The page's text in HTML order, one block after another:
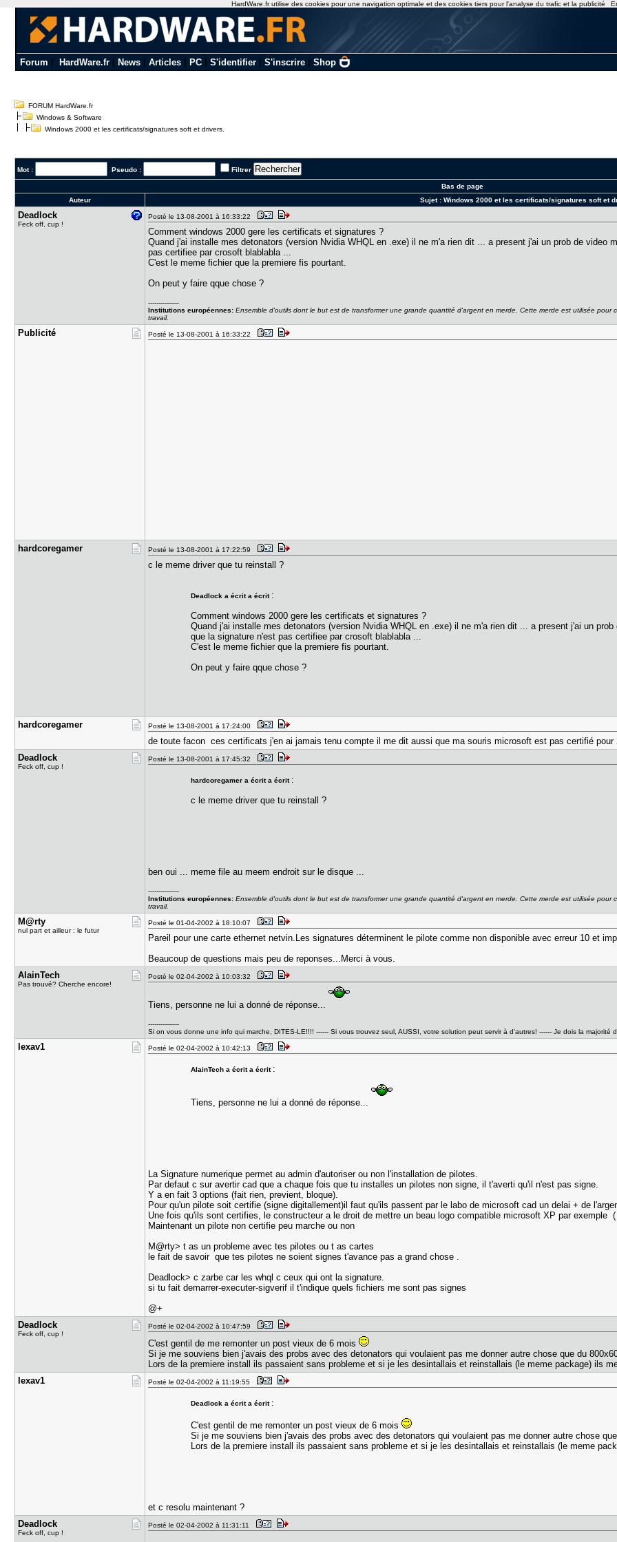
Forum HardWare.fr| News| Articles| PC| S'identifier| S'inscrire| Shop
FORUM HardWare.fr
Windows & Software
Windows 2000 et les certificats/signatures soft et drivers.
Mot : Pseudo : Filtrer
Bas de page
Auteur
Sujet : Windows 2000 et les certificats/signatures soft et
Deadlock
Feck off, cup !
Posté le 13-08-2001 à 16:33:22
Comment windows 2000 gere les certificats et signatures ?
Quand j'ai installe mes detonators (version Nvidia WHQL en .exe) il ne m'a rien dit ... a present j'ai un prob de video
pas certifiee par crosoft blablabla ...
C'est le meme fichier que la premiere fis pourtant.
On peut y faire qque chose ?
---------------
Institutions européennes: Ensemble d'outils dont le but est de transformer une grande quantité d'argent en merde. Cette merde est utilisée
travail.
Publicité Posté le 13-08-2001 à 16:33:22
hardcorega​mer Posté le 13-08-2001 à 17:22:59
c le meme driver que tu reinstall ?
Deadlock a écrit a écrit :
Comment windows 2000 gere les certificats et signatures ?
Quand j'ai installe mes detonators (version Nvidia WHQL en .exe) il ne m'a rien dit ... a present j'ai un
que la signature n'est pas certifiee par crosoft blablabla ...
C'est le meme fichier que la premiere fis pourtant.
On peut y faire qque chose ?
hardcorega​mer Posté le 13-08-2001 à 17:24:00
de toute facon ces certificats j'en ai jamais tenu compte il me dit aussi que ma souris microsoft est pas certifié pour
Deadlock
Feck off, cup !
Posté le 13-08-2001 à 17:45:32
hardcoregamer a écrit a écrit :
c le meme driver que tu reinstall ?
ben oui ... meme file au meem endroit sur le disque ...
---------------
Institutions européennes: Ensemble d'outils dont le but est de transformer une grande quantité d'argent en merde. Cette merde est utilisée
travail.
M@rty
nul part et ailleur : le futur
Posté le 01-04-2002 à 18:10:07
Pareil pour une carte ethernet netvin.Les signatures déterminent le pilote comme non disponible avec erreur 10 et
Beaucoup de questions mais peu de reponses...Merci à vous.
AlainTech
Pas trouvé? Cherche encore!
Posté le 02-04-2002 à 10:03:32
Tiens, personne ne lui a donné de réponse...
---------------
Si on vous donne une info qui marche, DITES-LE!!!! ------ Si vous trouvez seul, AUSSI, votre solution peut servir à d'autres! ------ Je dois la majorité
lexav1 Posté le 02-04-2002 à 10:42:13
AlainTech a écrit a écrit :
Tiens, personne ne lui a donné de réponse...
La Signature numerique permet au admin d'autoriser ou non l'installation de pilotes.
Par defaut c sur avertir cad que a chaque fois que tu installes un pilotes non signe, il t'averti qu'il n'est pas signe.
Y a en fait 3 options (fait rien, previent, bloque).
Pour qu'un pilote soit certifie (signe digitallement)il faut qu'ils passent par le labo de microsoft cad un delai + de
Une fois qu'ils sont certifies, le constructeur a le droit de mettre un beau logo compatible microsoft XP par exemple
Maintenant un pilote non certifie peu marche ou non
M@rty> t as un probleme avec tes pilotes ou t as cartes
le fait de savoir que tes pilotes ne soient signes t'avance pas a grand chose .
Deadlock> c zarbe car les whql c ceux qui ont la signature.
si tu fait demarrer-executer-sigverif il t'indique quels fichiers me sont pas signes
@+
Deadlock
Feck off, cup !
Posté le 02-04-2002 à 10:47:59
C'est gentil de me remonter un post vieux de 6 mois
Si je me souviens bien j'avais des probs avec des detonators qui voulaient pas me donner autre chose que du
Lors de la premiere install ils passaient sans probleme et si je les desintallais et reinstallais (le meme package) ils
lexav1
Posté le 02-04-2002 à 11:19:55
Deadlock a écrit a écrit :
C'est gentil de me remonter un post vieux de 6 mois
Si je me souviens bien j'avais des probs avec des detonators qui voulaient pas me donner autre chose
Lors de la premiere install ils passaient sans probleme et si je les desintallais et reinstallais (le meme
et c resolu maintenant ?
Deadlock
Feck off, cup !
Posté le 02-04-2002 à 11:31:11
HardWare.fr utilise des cookies pour une navigation optimale et des cookies tiers pour l'analyse du trafic et la publicité